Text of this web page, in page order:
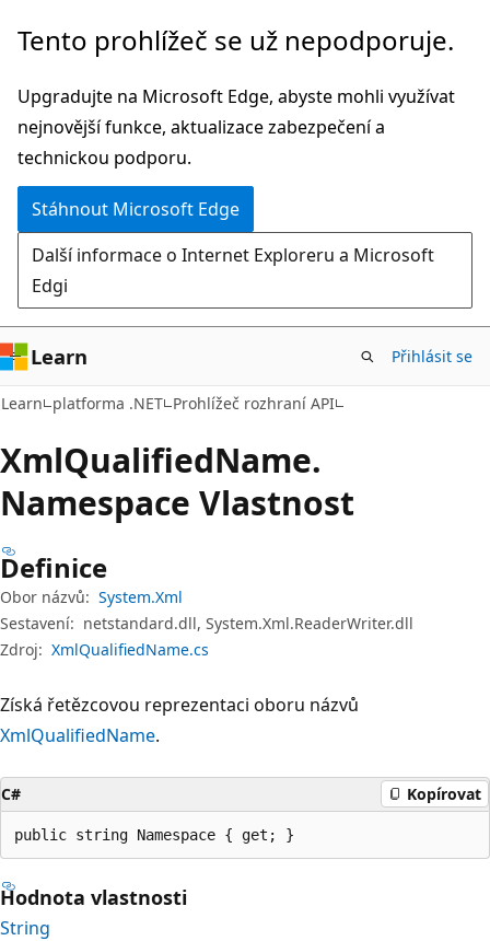
Přeskočit
hlavní
obsah
Přeskočit
navigaci
na
stránce
Tento prohlížeč se už nepodporuje.
Upgradujte na Microsoft Edge, abyste mohli využívat
nejnovější funkce, aktualizace zabezpečení a
technickou podporu.
Stáhnout Microsoft Edge
Další informace o Internet Exploreru a Microsoft
Edgi
Learn Přihlásit se
Learn platforma .NET Prohlížeč rozhraní API
XmlQualifiedName.
Namespace Vlastnost
Definice
Obor názvů: System.Xml
Sestavení: netstandard.dll, System.Xml.ReaderWriter.dll
Zdroj: XmlQualifiedName.cs
Získá řetězcovou reprezentaci oboru názvů
XmlQualifiedName.
C# Kopírovat
public string Namespace { get; }
Hodnota vlastnosti
String